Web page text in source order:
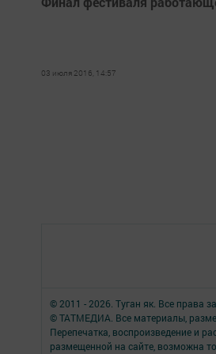
03 июля 2016, 14:57
© 2011 - 2026. Туган як. Все права
© ТАТМЕДИА. Все материалы,
Перепечатка, воспроизведение и
размещенной на сайте, возможна